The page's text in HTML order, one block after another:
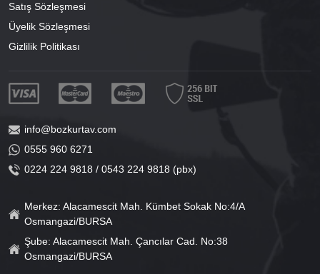
Satış Sözleşmesi
Üyelik Sözleşmesi
Gizlilik Politikası
info@bozkurtav.com
0555 960 6271
0224 224 9818 / 0543 224 9818 (pbx)
Merkez: Alacamescit Mah. Kümbet Sokak No:4/A
Osmangazi/BURSA
Şube: Alacamescit Mah. Çancılar Cad. No:38
Osmangazi/BURSA